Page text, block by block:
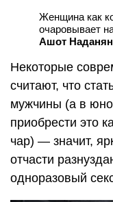
Женщина как
очаровывает
Ашот Наданян
Некоторые
считают, что
мужчины (а в
приобрести это
чар) — значит,
отчасти
одноразовый